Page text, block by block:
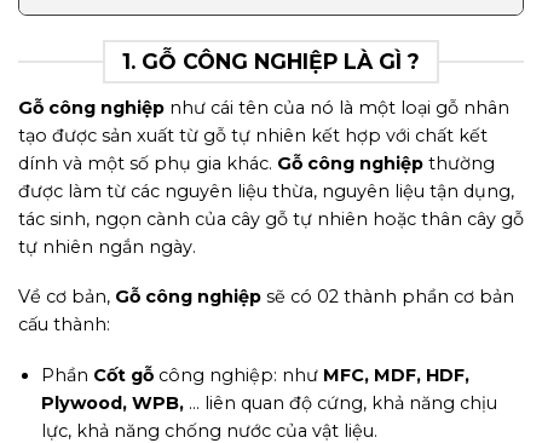
1. GỖ CÔNG NGHIỆP LÀ GÌ ?
Gỗ công nghiệp như cái tên của nó là một loại gỗ nhân
tạo được sản xuất từ gỗ tự nhiên kết hợp với chất kết
dính và một số phụ gia khác. Gỗ công nghiệp thường
được làm từ các nguyên liệu thừa, nguyên liệu tận dụng,
tác sinh, ngọn cành của cây gỗ tự nhiên hoặc thân cây gỗ
tự nhiên ngắn ngày.
Về cơ bản, Gỗ công nghiệp sẽ có 02 thành phần cơ bản
cấu thành:
Phần Cốt gỗcông nghiệp: như MFC, MDF, HDF,
Plywood, WPB,… liên quan độ cứng, khả năng chịu
lực, khả năng chống nước của vật liệu.